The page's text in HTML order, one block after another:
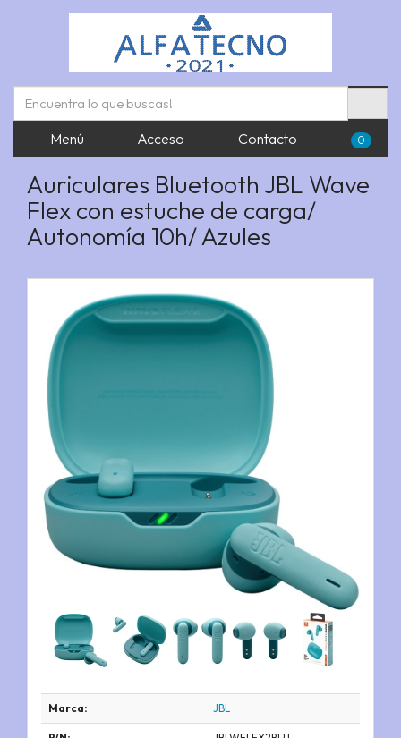
Menú Acceso Contacto 0
Auriculares Bluetooth JBL Wave
Flex con estuche de carga/
Autonomía 10h/ Azules
Marca: JBL